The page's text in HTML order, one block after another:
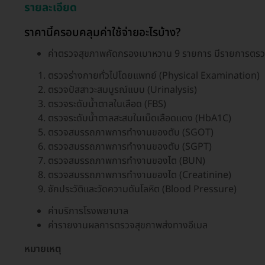
รายละเอียด
ราคานี้ครอบคลุมค่าใช้จ่ายอะไรบ้าง?
ค่าตรวจสุขภาพคัดกรองเบาหวาน 9 รายการ มีรายการตร
ตรวจร่างกายทั่วไปโดยแพทย์ (Physical Examination)
ตรวจปัสสาวะสมบูรณ์แบบ (Urinalysis)
ตรวจระดับน้ำตาลในเลือด (FBS)
ตรวจระดับน้ำตาลสะสมในเม็ดเลือดแดง (HbA1C)
ตรวจสมรรถภาพการทำงานของตับ (SGOT)
ตรวจสมรรถภาพการทำงานของตับ (SGPT)
ตรวจสมรรถภาพการทำงานของไต (BUN)
ตรวจสมรรถภาพการทำงานของไต (Creatinine)
ซักประวัติและวัดความดันโลหิต (Blood Pressure)
ค่าบริการโรงพยาบาล
ค่ารายงานผลการตรวจสุขภาพส่งทางอีเมล
หมายเหตุ